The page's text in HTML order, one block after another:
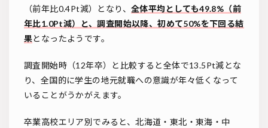
（前年比0.4Pt減）となり、 全体平均としても49.8%（前
年比1.0Pt減）と、調査開始以降、初めて50%を下回る結
果となったようです。
調査開始時（12年卒）と比較すると全体で13.5Pt減とな
り、全国的に学生の地元就職への意識が年々低くなって
いることがうかがえます。
卒業高校エリア別でみると、北海道・東北・東海・中